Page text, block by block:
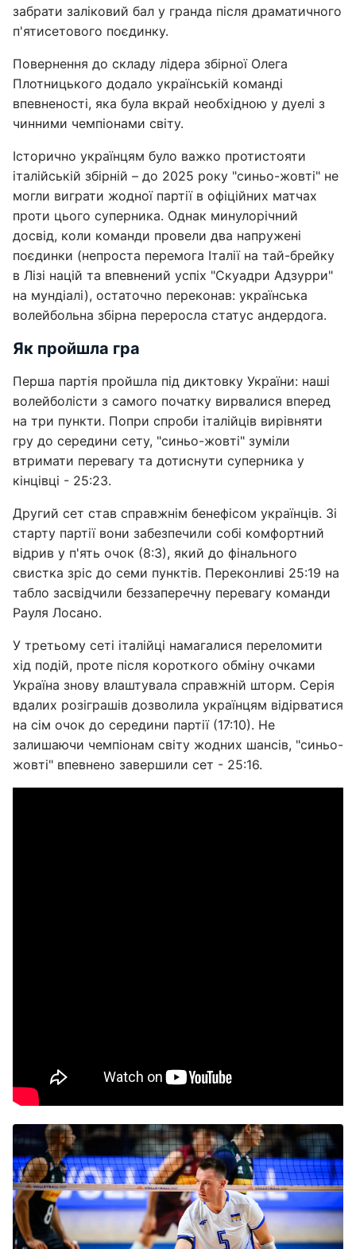
забрати заліковий бал у гранда після драматичного
п'ятисетового поєдинку.
Повернення до складу лідера збірної Олега
Плотницького додало українській команді
впевненості, яка була вкрай необхідною у дуелі з
чинними чемпіонами світу.
Історично українцям було важко протистояти
італійській збірній – до 2025 року "синьо-жовті" не
могли виграти жодної партії в офіційних матчах
проти цього суперника. Однак минулорічний
досвід, коли команди провели два напружені
поєдинки (непроста перемога Італії на тай-брейку
в Лізі націй та впевнений успіх "Скуадри Адзурри"
на мундіалі), остаточно переконав: українська
волейбольна збірна переросла статус андердога.
Як пройшла гра
Перша партія пройшла під диктовку України: наші
волейболісти з самого початку вирвалися вперед
на три пункти. Попри спроби італійців вирівняти
гру до середини сету, "синьо-жовті" зуміли
втримати перевагу та дотиснути суперника у
кінцівці - 25:23.
Другий сет став справжнім бенефісом українців. Зі
старту партії вони забезпечили собі комфортний
відрив у п'ять очок (8:3), який до фінального
свистка зріс до семи пунктів. Переконливі 25:19 на
табло засвідчили беззаперечну перевагу команди
Рауля Лосано.
У третьому сеті італійці намагалися переломити
хід подій, проте після короткого обміну очками
Україна знову влаштувала справжній шторм. Серія
вдалих розіграшів дозволила українцям відірватися
на сім очок до середини партії (17:10). Не
залишаючи чемпіонам світу жодних шансів, "синьо-
жовті" впевнено завершили сет - 25:16.